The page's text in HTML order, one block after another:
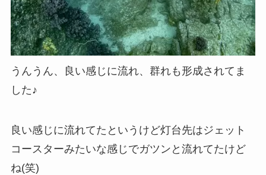
うんうん、良い感じに流れ、群れも形成されてま
した♪
良い感じに流れてたというけど灯台先はジェット
コースターみたいな感じでガツンと流れてたけど
ね(笑)